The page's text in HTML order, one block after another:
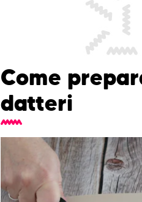
Come
datteri